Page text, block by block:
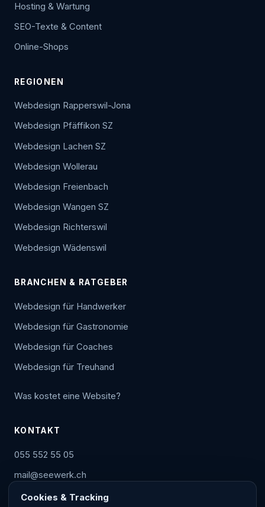
Hosting & Wartung
SEO-Texte & Content
Online-Shops
REGIONEN
Webdesign Rapperswil-Jona
Webdesign Pfäffikon SZ
Webdesign Lachen SZ
Webdesign Wollerau
Webdesign Freienbach
Webdesign Wangen SZ
Webdesign Richterswil
Webdesign Wädenswil
BRANCHEN & RATGEBER
Webdesign für Handwerker
Webdesign für Gastronomie
Webdesign für Coaches
Webdesign für Treuhand
Was kostet eine Website?
KONTAKT
055 552 55 05
mail@seewerk.ch
WhatsApp
Cookies & Tracking